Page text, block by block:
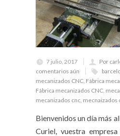
7 julio, 2017 Por
comentarios aún
mecanizados CNC Fábrica
Fábrica mecanizados CNC
mecanizados cnc mecnaizados
Bienvenidos un día más
Curiel, vuestra empresa